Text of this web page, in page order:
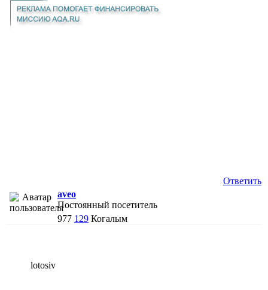
Ответить
aveo
Постоянный посетитель
977 129 Когалым
lotosiv